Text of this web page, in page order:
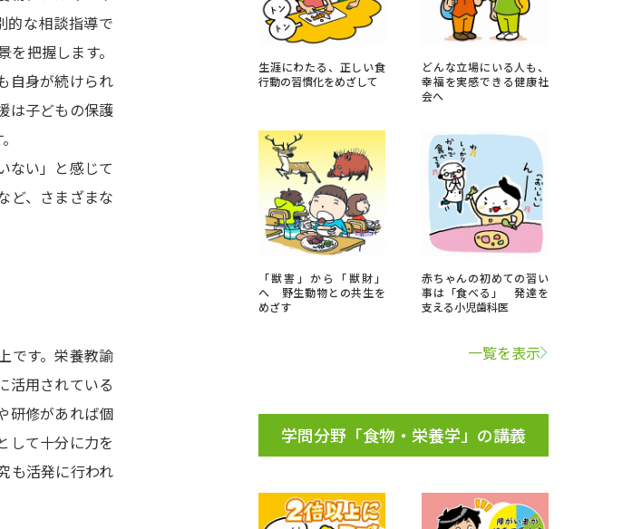
プンキャンパス検索
実施プログラムから探す
・Web型イベント特集
資料検索
校・出願校を調べる
先輩が入学を決めた理由
新生活お役立ちガイド
学問発見
で学びたい学問発見
のミニ講義「夢ナビ講義」 学問分野解説 学問の教科書 夢ナビライブ
的な相談指導で
把握します。
自身が続けられ
は子どもの保護
ない」と感じて
ど、さまざまな
です。栄養教諭
活用されている
研修があれば個
して十分に力を
も活発に行われ
生涯にわたる、正しい食
行動の習慣化をめざして
どんな立場にいる人も、
幸福を実感できる健康社
会へ
「獣害」から「獣財」
へ 野生動物との共生を
めざす
赤ちゃんの初めての習い
事は「食べる」 発達を
支える小児歯科医
一覧を表示
学問分野「食物・栄養学」の講義